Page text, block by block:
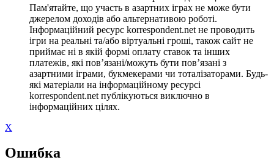
Пам'ятайте, що участь в азартних іграх не може бути
джерелом доходів або альтернативою роботі.
Інформаційний ресурс korrespondent.net не проводить
ігри на реальні та/або віртуальні гроші, також сайт не
приймає ні в якій формі оплату ставок та інших
платежів, які пов’язані/можуть бути пов’язані з
азартними іграми, букмекерами чи тоталізаторами. Будь-
які матеріали на інформаційному ресурсі
korrespondent.net публікуються виключно в
інформаційних цілях.
X
Ошибка